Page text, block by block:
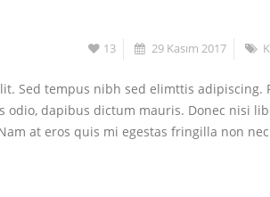
13 29 Kasım 2017
Sed tempus nibh sed elimttis adipiscing.
dapibus dictum mauris. Donec nisi
at eros quis mi egestas fringilla non